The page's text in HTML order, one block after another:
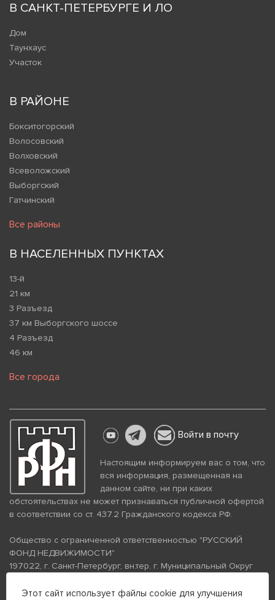
В САНКТ-ПЕТЕРБУРГЕ И ЛО
Дом
Таунхаус
Участок
В РАЙОНЕ
Бокситогорский
Волосовский
Волховский
Всеволожский
Выборгский
Гатчинский
Все районы
В НАСЕЛЕННЫХ ПУНКТАХ
13-й
21 км
3 Разъезд
37 км Выборгского шоссе
4 Разъезд
46 км
Все города
Войти в почту
Настоящим информируем вас о том, что
вся информация, размещенная на
данном сайте, ни при каких
обстоятельствах не может признаваться публичной офертой
в соответствии со ст. 437.2 Гражданского кодекса РФ.
Общество с ограниченной ответственностью "РУССКИЙ
ФОНД НЕДВИЖИМОСТИ"
197022, г. Санкт-Петербург, вн.тер. г. Муниципальный Округ
помещение 26Н, комната 103
Этот сайт использует файлы cookie для улучшения